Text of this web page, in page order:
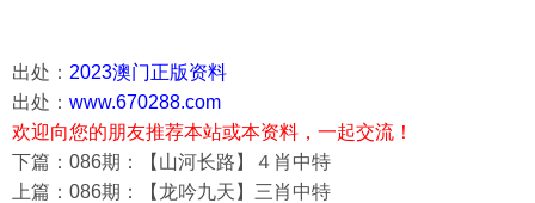
出处： 2023澳门正版资料
出处： www.670288.com
欢迎向您的朋友推荐本站或本资料，一起交流！
下篇：086期：【山河长路】４肖中特
上篇：086期：【龙吟九天】三肖中特